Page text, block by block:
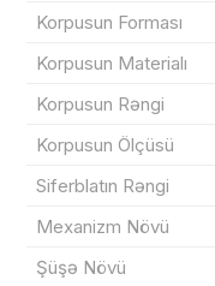
Korpusun Forması
Korpusun Materialı
Korpusun Rəngi
Korpusun Ölçüsü
Siferblatın Rəngi
Mexanizm Növü
Şüşə Növü
Endirim
Yekun məbləğ